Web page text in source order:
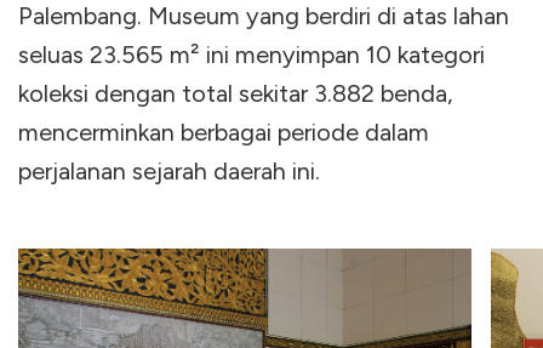
Palembang. Museum yang berdiri di atas lahan
seluas 23.565 m² ini menyimpan 10 kategori
koleksi dengan total sekitar 3.882 benda,
mencerminkan berbagai periode dalam
perjalanan sejarah daerah ini.